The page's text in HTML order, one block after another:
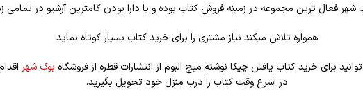
شهر فعال ترین مجموعه در زمینه فروش کتاب بوده و با دارا بودن کامترین آرشیو در تمامی
همواره تلاش میکند نیاز مشتری را برای خرید کتاب بسیار کوتاه نماید
برای خرید کتاب يافتن چيکا نوشته میچ البوم از انتشارات قطره از فروشگاه بوک شهر
در اسرع وقت کتاب را درب منزل خود تحویل بگیرید.